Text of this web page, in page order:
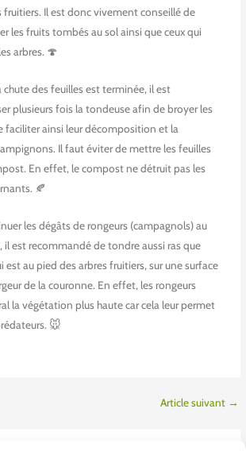
fruitiers. Il est donc vivement conseillé de
les fruits tombés au sol ainsi que ceux qui
arbres. 🍄
chute des feuilles est terminée, il est
plusieurs fois la tondeuse afin de broyer les
faciliter ainsi leur décomposition et la
Il faut éviter de mettre les feuilles
En effet, le compost ne détruit pas les
🍂
les dégâts de rongeurs (campagnols) au
il est recommandé de tondre aussi ras que
est au pied des arbres fruitiers, sur une surface
de la couronne. En effet, les rongeurs
la végétation plus haute car cela leur permet
🐭
Article suivant →